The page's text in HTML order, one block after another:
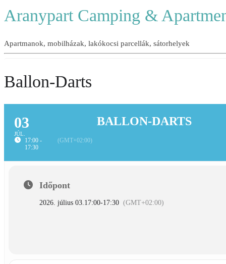
Aranypart Camping &
Apartmanok, mobilházak, lakókocsi parcellák, sátorhelyek
Ballon-Darts
03
JÚL.
17:00 -
17:30
(GMT+02:00)
BALLON-DARTS
Időpont
2026. július 03. 17:00-17:30 (GMT+02:00)